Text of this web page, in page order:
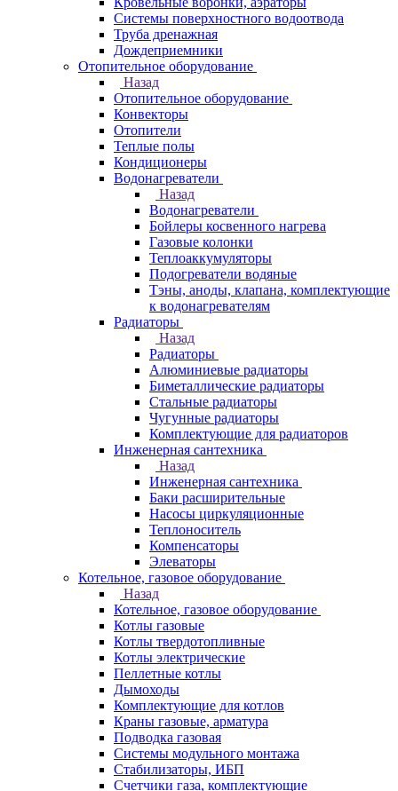
Системы поверхностного водоотвода
Труба дренажная
Дождеприемники
Отопительное оборудование
Назад
Отопительное оборудование
Конвекторы
Отопители
Теплые полы
Кондиционеры
Водонагреватели
Назад
Водонагреватели
Бойлеры косвенного нагрева
Газовые колонки
Теплоаккумуляторы
Подогреватели водяные
Тэны, аноды, клапана, комплектующие
к водонагревателям
Радиаторы
Назад
Радиаторы
Алюминиевые радиаторы
Биметаллические радиаторы
Стальные радиаторы
Чугунные радиаторы
Комплектующие для радиаторов
Инженерная сантехника
Назад
Инженерная сантехника
Баки расширительные
Насосы циркуляционные
Теплоноситель
Компенсаторы
Элеваторы
Котельное, газовое оборудование
Назад
Котельное, газовое оборудование
Котлы газовые
Котлы твердотопливные
Котлы электрические
Пеллетные котлы
Дымоходы
Комплектующие для котлов
Краны газовые, арматура
Подводка газовая
Системы модульного монтажа
Стабилизаторы, ИБП
Счетчики газа, комплектующие